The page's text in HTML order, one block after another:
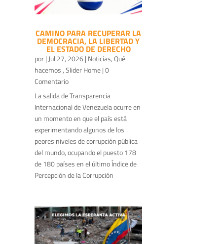
CAMINO PARA RECUPERAR LA
DEMOCRACIA, LA LIBERTAD Y
EL ESTADO DE DERECHO
por| Jul 27, 2026| Noticias,Qué
hacemos ,Slider Home| 0
Comentario
La salida de Transparencia
Internacional de Venezuela ocurre en
un momento en que el país está
experimentando algunos de los
peores niveles de corrupción pública
del mundo, ocupando el puesto 178
de 180 países en el último Índice de
Percepción de la Corrupción